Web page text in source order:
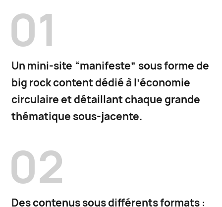
01
Un mini-site “manifeste” sous forme de
big rock content dédié à l’économie
circulaire et détaillant chaque grande
thématique sous-jacente.
02
Des contenus sous différents formats :